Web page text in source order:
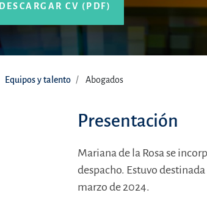
DESCARGAR CV (PDF)
Equipos y talento Abogados
Presentación
Mariana de la Rosa se
despacho. Estuvo
marzo de 2024.